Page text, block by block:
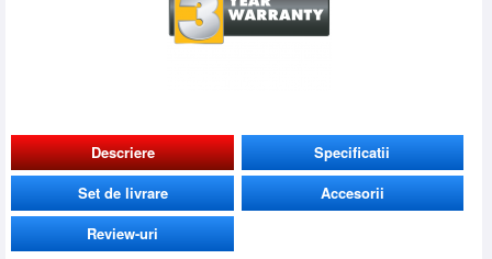
Descriere
Specificatii
Set de livrare
Accesorii
Review-uri